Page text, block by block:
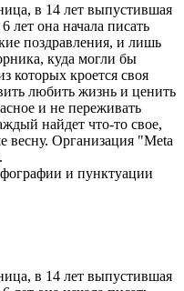
в 14 лет выпустившая
лет она начала писать
поздравления, и лишь
куда могли бы
которых кроется своя
любить жизнь и ценить
и не переживать
найдет что-то свое,
весну. Организация "Meta
и пунктуации
в 14 лет выпустившая